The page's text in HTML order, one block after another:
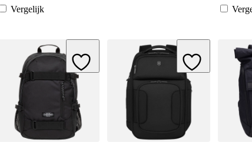
Vergelijk
Add to Wishlist Add to Wishlist